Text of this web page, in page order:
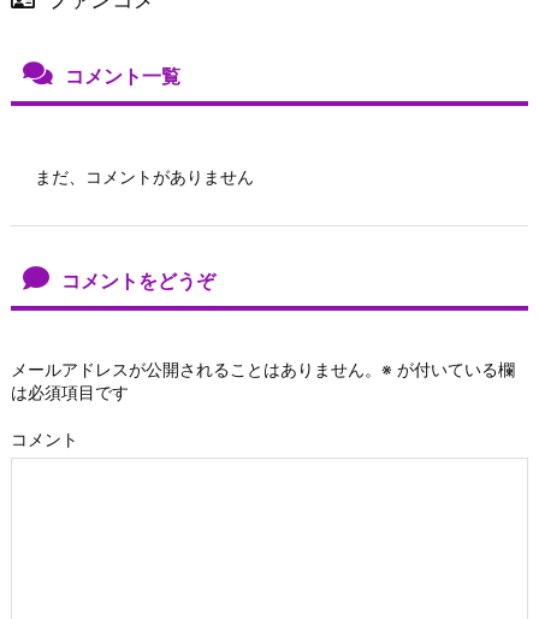
コメント一覧
まだ、コメントがありません
コメントをどうぞ
メールアドレスが公開されることはありません。 ※ が付いている欄
は必須項目です
コメント